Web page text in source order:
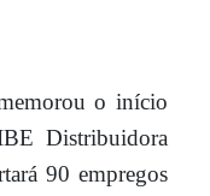
o início
Distribuidora
90 empregos